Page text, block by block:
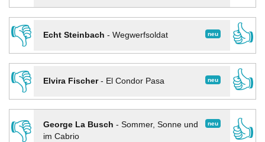
👎
neu
Echt Steinbach - Wegwerfsoldat
👍
👎
neu
Elvira Fischer- El Condor Pasa
👍
👎
neu
George La Busch - Sommer, Sonne und
im Cabrio
👍